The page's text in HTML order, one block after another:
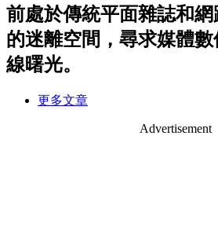
前處於傳統平面雜誌和
的迷離空間，尋求媒體
線曙光。
更多文章
Advertisement